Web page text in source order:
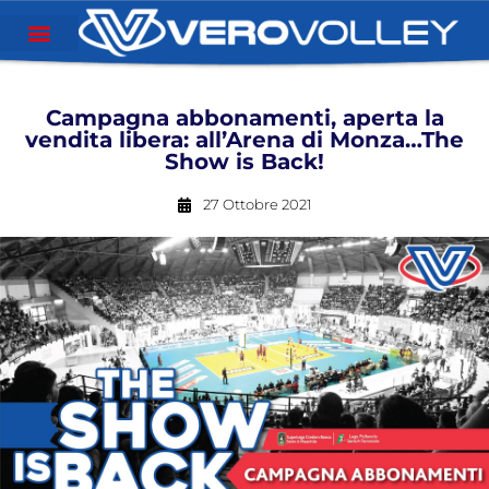
Campagna abbonamenti, aperta la
vendita libera: all’Arena di Monza…The
Show is Back!
27 Ottobre 2021